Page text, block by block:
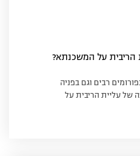
על המשכנתא?
רבים וגם בפניה
של עליית הריבית על